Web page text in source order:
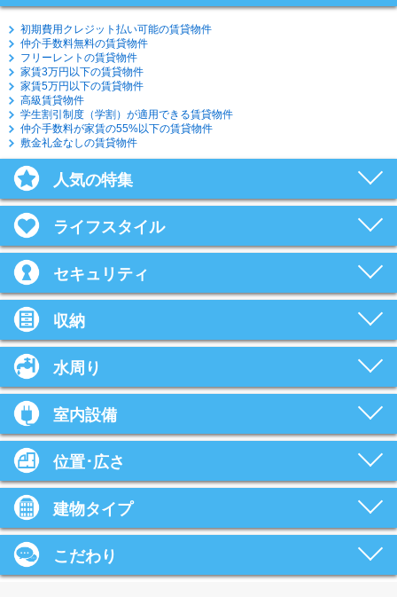
初期費用クレジット払い可能の賃貸物件
仲介手数料無料の賃貸物件
フリーレントの賃貸物件
家賃3万円以下の賃貸物件
家賃5万円以下の賃貸物件
高級賃貸物件
学生割引制度（学割）が適用できる賃貸物件
仲介手数料が家賃の55%以下の賃貸物件
敷金礼金なしの賃貸物件
人気の特集
ライフスタイル
セキュリティ
収納
水周り
室内設備
位置･広さ
建物タイプ
こだわり